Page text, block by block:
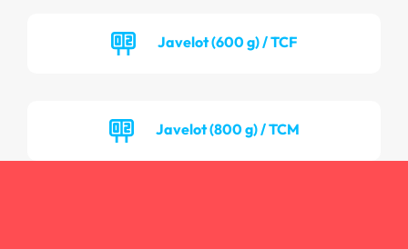
Javelot (600 g) / TCF
Javelot (800 g) / TCM